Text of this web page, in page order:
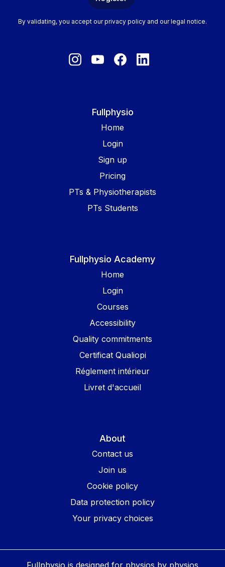
By validating, you accept our privacy policy and our legal notice.
Fullphysio
Home
Login
Sign up
Pricing
PTs & Physiotherapists
PTs Students
Fullphysio Academy
Home
Login
Courses
Accessibility
Quality commitments
Certificat Qualiopi
Réglement intérieur
Livret d'accueil
About
Contact us
Join us
Cookie policy
Data protection policy
Your privacy choices